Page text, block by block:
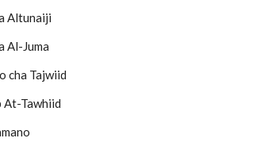
Altunaiji
Al-Juma
cha Tajwiid
At-Tawhiid